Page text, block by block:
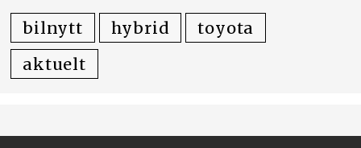
bilnytt hybrid
toyota
aktuelt